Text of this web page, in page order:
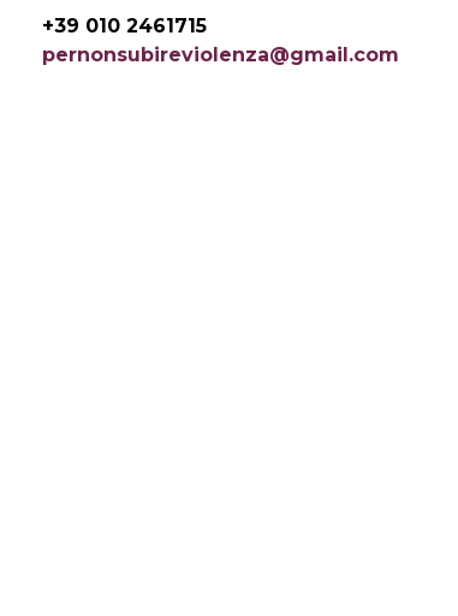
contenuto
+39 010 2461715
pernonsubireviolenza@gmail.com